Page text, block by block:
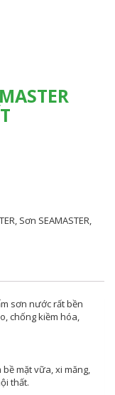
, Sơn SEAMASTER,
sơn nước rất bền
chống kiềm hóa,
mặt vữa, xi măng,
thất.